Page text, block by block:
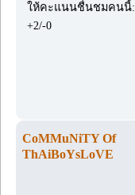
ให้คะแนนชื่นชมคนนี้:
+2/-0
CoMMuNiTY Of
ThAiBoYsLoVE